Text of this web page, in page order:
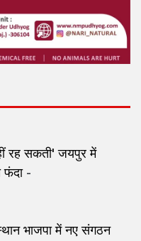
रह सकती' जयपुर में
फंदा-
भाजपा में नए संगठन